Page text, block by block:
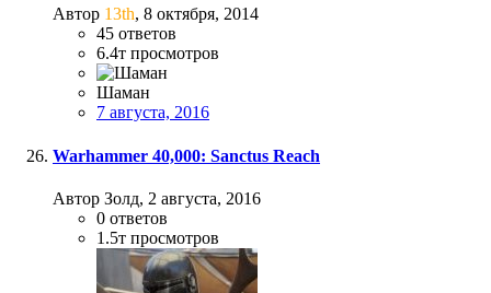
Автор 13th, 8 октября, 2014
45 ответов
6.4т просмотров
Шаман
7 августа, 2016
Warhammer 40,000: Sanctus Reach
Автор Золд, 2 августа, 2016
0 ответов
1.5т просмотров